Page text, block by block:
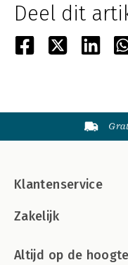
Deel dit
Klantenservice
Zakelijk
Altijd op de hoogte